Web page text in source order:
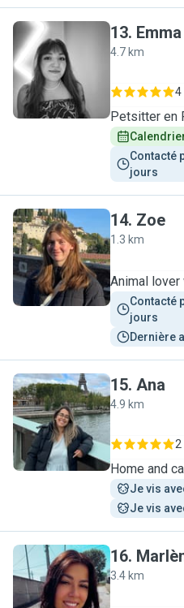
E
13. Emma
4.7 km
4
Petsitter en
Contacté
jours
Z
14. Zoe
1.3 km
Animal lover
Contacté
jours
Dernière
A
15. Ana
4.9 km
Home and
Je vis
Je vis
M
16.
3.4 km